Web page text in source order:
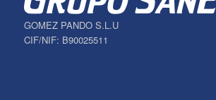
GOMEZ PANDO S.L.U
CIF/NIF: B90025511